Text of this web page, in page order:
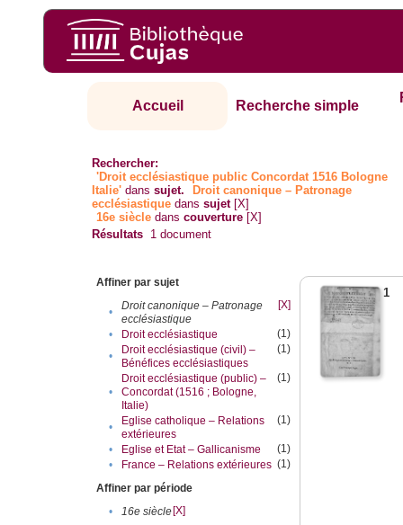
Accueil Recherche simple
Rechercher:
'Droit ecclésiastique public Concordat 1516 Bologne
Italie' danssujet.
Droit canonique – Patronage
ecclésiastique danssujet [X]
16e siècle danscouverture [X]
Résultats 1 document
Affiner par sujet
•
Droit canonique – Patronage
ecclésiastique
[X]
• Droit ecclésiastique
(1)
•
Droit ecclésiastique (civil) –
Bénéfices ecclésiastiques
(1)
•
Droit ecclésiastique (public) –
Concordat (1516 ; Bologne,
Italie)
(1)
•
Eglise catholique – Relations
extérieures
(1)
• Eglise et Etat – Gallicanisme
(1)
•
France – Relations extérieures (1)
Affiner par période
•
16e siècle[X]
1